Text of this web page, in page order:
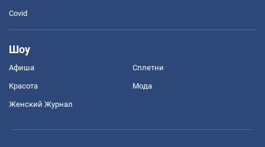
Covid
Шоу
Афиша Сплетни
Красота Мода
Женский Журнал